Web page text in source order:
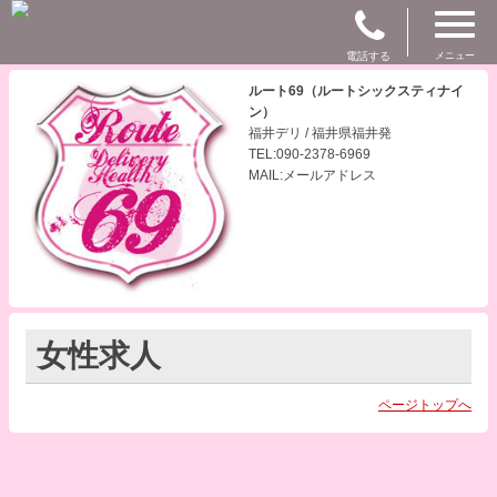
電話する メニュー
ルート69（ルートシックスティナイ
ン）
福井デリ / 福井県福井発
TEL:090-2378-6969
MAIL:メールアドレス
女性求人
ページトップへ